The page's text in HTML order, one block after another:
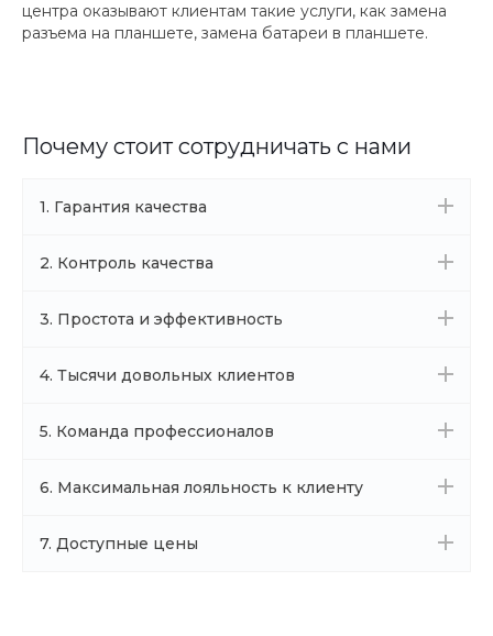
центра оказывают клиентам такие услуги, как замена
разъема на планшете, замена батареи в планшете.
Почему стоит сотрудничать с нами
1. Гарантия качества
2. Контроль качества
3. Простота и эффективность
4. Тысячи довольных клиентов
5. Команда профессионалов
6. Максимальная лояльность к клиенту
7. Доступные цены